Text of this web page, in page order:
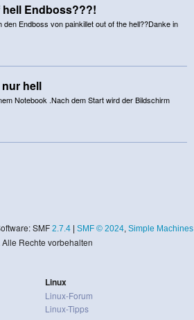
Endboss???!
Endboss von painkillet out of the hell??Danke in
nur hell
Notebook .Nach dem Start wird der Bildschirm
SMF 2.7.4| SMF © 2024, Simple Machines
Rechte vorbehalten
Linux
Linux-Forum
Linux-Tipps